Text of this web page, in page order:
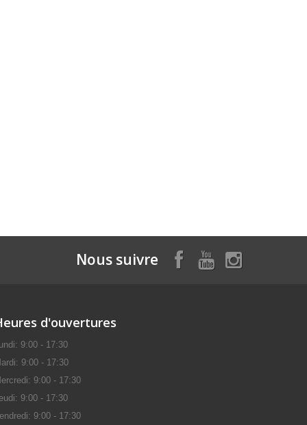
Nous suivre
d'ouvertures
9:00 - 17:30
9:00 - 17:30
9:00 - 17:30
9:00 - 17:30
9:00 - 17:30